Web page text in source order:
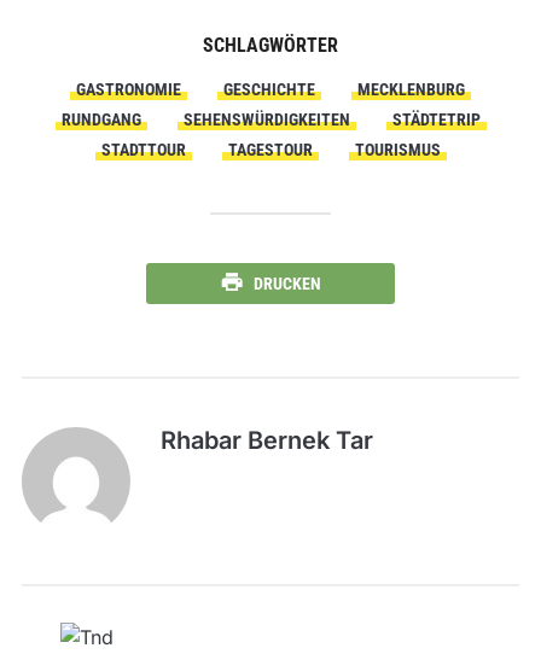
SCHLAGWÖRTER
GASTRONOMIE GESCHICHTE
MECKLENBURG
RUNDGANG
SEHENSWÜRDIGKEITEN
STÄDTETRIP
STADTTOUR
TAGESTOUR TOURISMUS
DRUCKEN
Rhabar Bernek Tar